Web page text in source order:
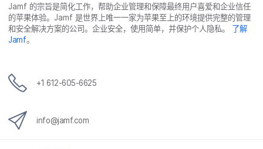
Jamf 的​宗旨​是​简化​工作，​帮助​企业​管理​和​保障​最​终​用​户​喜爱​和​企业​信任​
的​苹果​体验。 Jamf是​世界​上​唯​一​一​家​为​苹果​至​上​的​环境​提供​完整​的​管理​
和​安全​解决​方案​的​公司。​企业​安全，​使用​简单，​并​保护​个​人​隐私。
了解
Jamf。
+1 612-605-6625
info@jamf.com